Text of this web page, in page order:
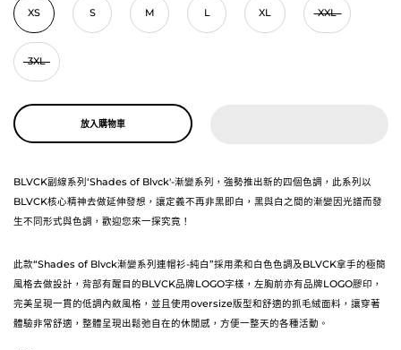
XS S M L XL XXL
3XL
放入購物車
BLVCK副線系列‘Shades of Blvck'-漸變系列，強勢推出新的四個色調，此系列以
BLVCK核心精神去做延伸發想，讓定義不再非黑即白，黑與白之間的漸變因光譜而發
生不同形式與色調，歡迎您來一探究竟！
此款“Shades of Blvck漸變系列連帽衫-純白”採用柔和白色色調及BLVCK拿手的極簡
風格去做設計，背部有醒目的BLVCK品牌LOGO字樣，左胸前亦有品牌LOGO膠印，
完美呈現一貫的低調內斂風格，並且使用oversize版型和舒適的抓毛絨面料，讓穿著
體驗非常舒適，整體呈現出鬆弛自在的休閒感，方便一整天的各種活動。